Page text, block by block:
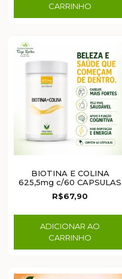
CARRINHO
BIOTINA E COLINA
625,5mg c/60 CAPSULAS
R$67,90
ADICIONAR AO
CARRINHO